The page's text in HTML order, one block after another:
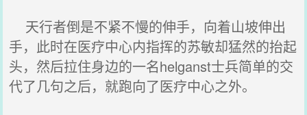
天行者倒是不紧不慢的伸手，向着山坡伸出
手，此时在医疗中心内指挥的苏敏却猛然的抬起
头，然后拉住身边的一名helganst士兵简单的交
代了几句之后，就跑向了医疗中心之外。